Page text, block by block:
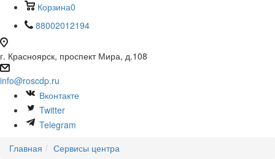
Корзина0
88002012194
г. Красноярск, проспект Мира, д.108
info@roscdp.ru
Вконтакте
Twitter
Telegram
Главная
Сервисы центра